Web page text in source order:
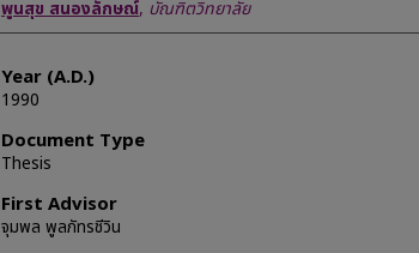
พูนสุข สนองลักษณ์, บัณฑิตวิทยาลัย
Year (A.D.)
1990
Document Type
Thesis
First Advisor
จุมพล พูลภัทรชีวิน